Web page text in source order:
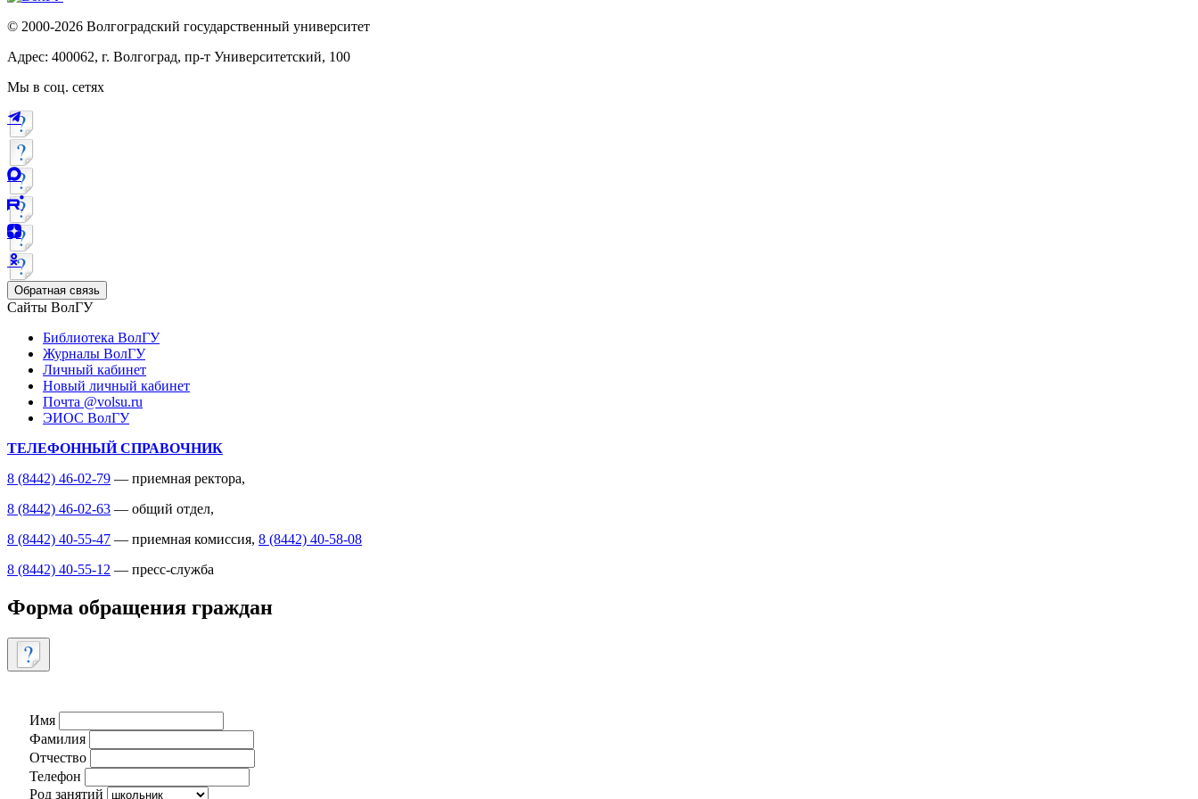
© 2000-2026 Волгоградский государственный университет
Адрес: 400062, г. Волгоград, пр-т Университетский, 100
Мы в соц. сетях
Обратная связь
Сайты ВолГУ
Библиотека ВолГУ
Журналы ВолГУ
Личный кабинет
Новый личный кабинет
Почта @volsu.ru
ЭИОС ВолГУ
ТЕЛЕФОННЫЙ СПРАВОЧНИК
8 (8442) 46-02-79 — приемная ректора,
8 (8442) 46-02-63 — общий отдел,
8 (8442) 40-55-47 — приемная комиссия, 8 (8442) 40-58-08
8 (8442) 40-55-12 — пресс-служба
Форма обращения граждан
Имя
Фамилия
Отчество
Телефон
Род занятий